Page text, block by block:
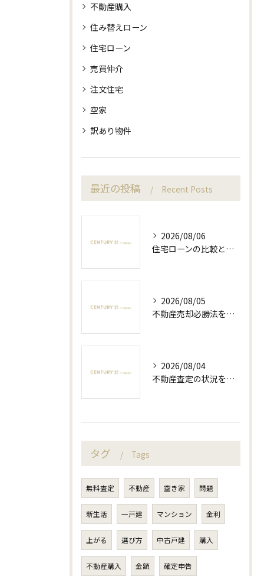
不動産購入
住み替えローン
住宅ローン
売買仲介
注文住宅
空家
訳あり物件
最近の投稿 Recent Posts
2026/08/06
住宅ローンの比較と実質金利を愛知県岡崎市で賢く見極める方法
2026/08/05
不動産売却必勝法を愛知県岡崎市で実現するためのポイントと流れを徹底解説
2026/08/04
不動産査定の状況を愛知県岡崎市でしっかり把握し売却を成功させる最新ポイント
タグ Tags
無料査定 不動産 空き家 問題
新生活 一戸建 マンション 金利
上がる 選び方 中古戸建 購入
不動産購入 金額 確定申告